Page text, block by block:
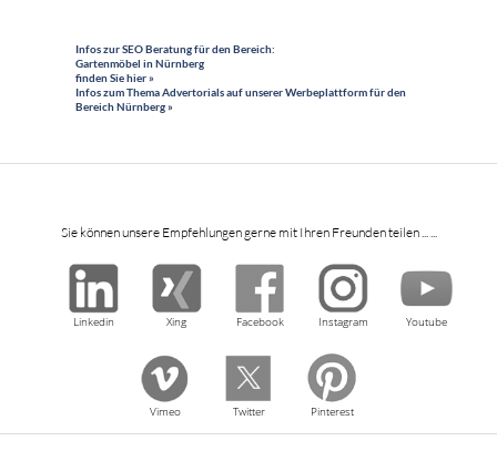
Infos zur SEO Beratung für den Bereich:
Gartenmöbel in Nürnberg
finden Sie hier »
Infos zum Thema Advertorials auf unserer Werbeplattform für den
Bereich Nürnberg »
Sie können unsere Empfehlungen gerne mit Ihren Freunden teilen ... ...
Linkedin Xing Facebook Instagram Youtube
Vimeo Twitter Pinterest